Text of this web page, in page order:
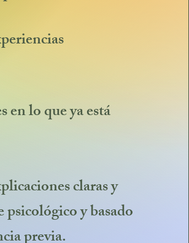
en lo que ya está
claras y
y basado